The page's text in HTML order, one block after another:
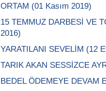
ORTAM (01 Kasım 2019)
15 TEMMUZ DARBESİ VE
2016)
YARATILANI SEVELİM (12
TARIK AKAN SESSİZCE
BEDEL ÖDEMEYE DEVAM